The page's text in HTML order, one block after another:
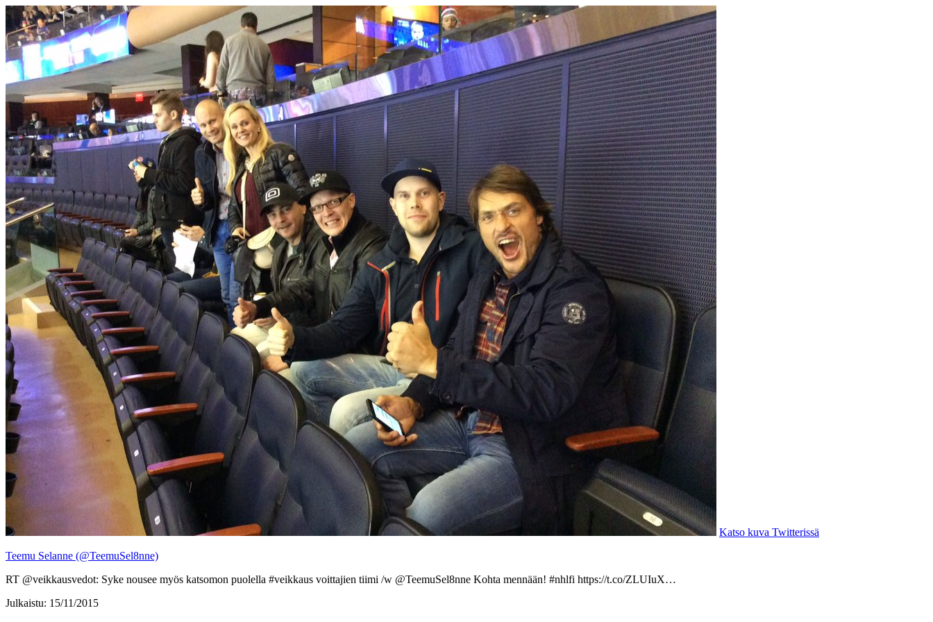
Katso kuva Twitterissä
Teemu Selanne (@TeemuSel8nne)
RT @veikkausvedot: Syke nousee myös katsomon puolella #veikkaus voittajien tiimi /w @TeemuSel8nne Kohta mennään! #nhlfi https://t.co/ZLUIuX…
Julkaistu: 15/11/2015